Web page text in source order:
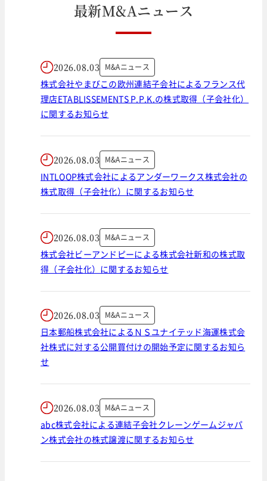
最新M&Aニュース
2026.08.03 M&Aニュース
株式会社やまびこの欧州連結子会社によるフランス代
理店ETABLISSEMENTS P.P.K.の株式取得（子会社化）
に関するお知らせ
2026.08.03 M&Aニュース
INTLOOP株式会社によるアンダーワークス株式会社の
株式取得（子会社化）に関するお知らせ
2026.08.03 M&Aニュース
株式会社ビーアンドピーによる株式会社新和の株式取
得（子会社化）に関するお知らせ
2026.08.03 M&Aニュース
日本郵船株式会社によるＮＳユナイテッド海運株式会
社株式に対する公開買付けの開始予定に関するお知ら
せ
2026.08.03 M&Aニュース
abc株式会社による連結子会社クレーンゲームジャパ
ン株式会社の株式譲渡に関するお知らせ